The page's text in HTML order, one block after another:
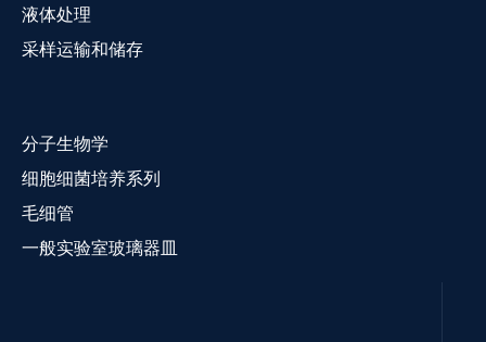
液体处理
采样运输和储存
分子生物学
细胞细菌培养系列
毛细管
一般实验室玻璃器皿